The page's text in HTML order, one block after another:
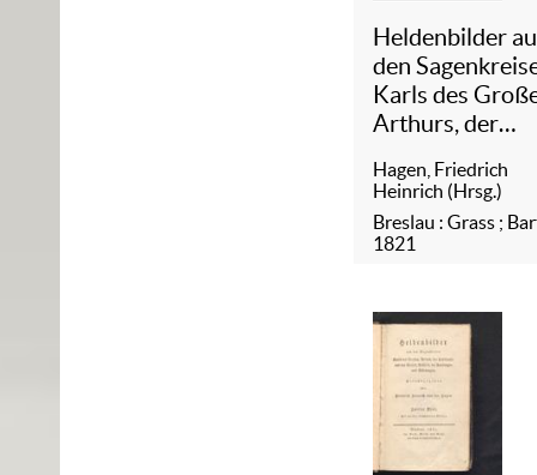
Heldenbilder
den
Karls des
Arthurs, der
Grals, Attila's,
Amelungen und
Nibelungen /
Hagen, Friedrich
Heinrich (Hrsg.)
Breslau : Grass ;
1821